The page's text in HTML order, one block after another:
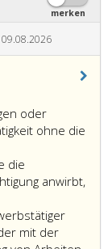
merken
09.08.2026
oder
ohne die
die
anwirbt,
mit der